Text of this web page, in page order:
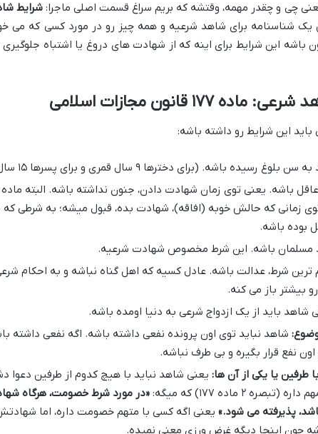
چی و چقدر مهمه، وقتشه که بریم سراغ قسمت اصلی ماجرا: شرایط
یک شناسنامه برای شاهد شرعیه و همه چیز رو در مورد کسی که می
باشه این شرایط برای اینه که از شهادت های دروغ یا اشتباه جلوگیری
قانون مجازات اسلامی
رسیده باشه. (برای دخترها ۹ سال قمری و برای پسرها ۱۵ سال قمری).
زمانی که حالش خوبه (افاقه)، شهادت بده، قبول میشه؛ به شرطی که
بوده باشه.
مسلمان باشه. این شرط مخصوص شهادت شرعیه.
ترین شرط، عدالت باشه. عادل کسیه که اهل گناه نباشه و به احکام
شاهد باید از یک ازدواج شرعی به دنیا اومده باشه.
شاهد نباید توی اون پرونده نفعی داشته باشه. اگه نفعی داشته
نفع قرار بگیره و بی طرف نباشه.
یا یکی از آن ها: یعنی شاهد نباید با هیچ کدوم از طرفین دعوا
۲ ماده ۱۷۷) که میگه:
«در مورد شرط خصومت، هرگاه
پذیرفته می شود.» یعنی اگه کسی با متهم خصومت داره، اما
چون اینجا دیگه غرض ورزی معنی نمیده.